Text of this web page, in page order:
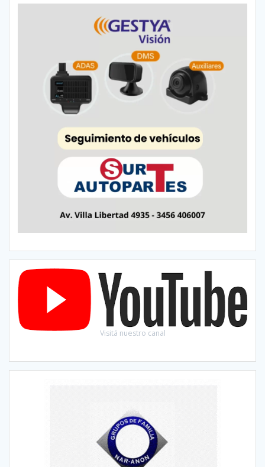
Visitá nuestro canal